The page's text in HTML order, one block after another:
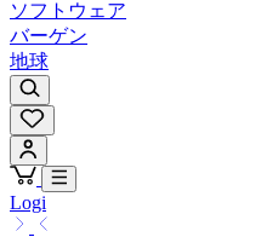
ソフトウェア
バーゲン
地球
Logi